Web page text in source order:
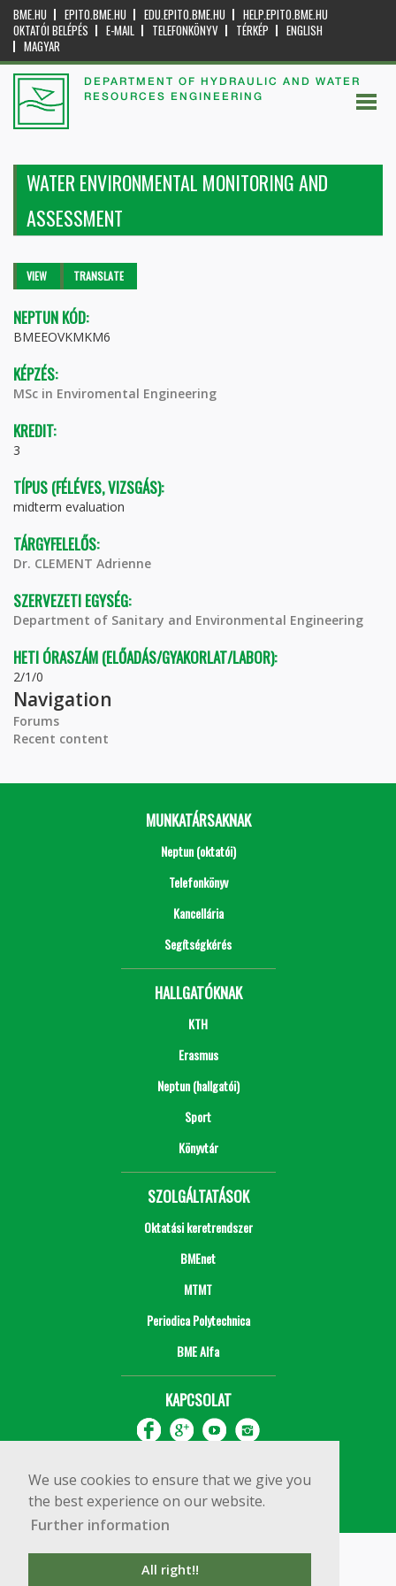
We use cookies to ensure that we give you
the best experience on our website.
Further information
All right!!
BME.HU EPITO.BME.HU EDU.EPITO.BME.HU
HELP.EPITO.BME.HU
OKTATÓI BELÉPÉS
E-MAIL TELEFONKÖNYV TÉRKÉP
ENGLISH
MAGYAR
DEPARTMENT OF HYDRAULIC AND WATER
RESOURCES ENGINEERING
WATER ENVIRONMENTAL MONITORING AND
ASSESSMENT
Primary tabs
VIEW (ACTIVETRANSLATE
NEPTUN KÓD:
BMEEOVKMKM6
KÉPZÉS:
MSc in Enviromental Engineering
KREDIT:
3
TÍPUS (FÉLÉVES, VIZSGÁS):
midterm evaluation
TÁRGYFELELŐS:
Dr. CLEMENT Adrienne
SZERVEZETI EGYSÉG:
Department of Sanitary and Environmental Engineering
HETI ÓRASZÁM (ELŐADÁS/GYAKORLAT/LABOR):
2/1/0
Navigation
Forums
Recent content
MUNKATÁRSAKNAK
Neptun (oktatói)
Telefonkönyv
Kancellária
Segítségkérés
HALLGATÓKNAK
KTH
Erasmus
Neptun (hallgatói)
Sport
Könyvtár
SZOLGÁLTATÁSOK
Oktatási keretrendszer
BMEnet
MTMT
Periodica Polytechnica
BME Alfa
KAPCSOLAT
Copyright © 2020 BME Építőmérnöki Kar
1111 Budapest, Műegyetem rkp. 3.